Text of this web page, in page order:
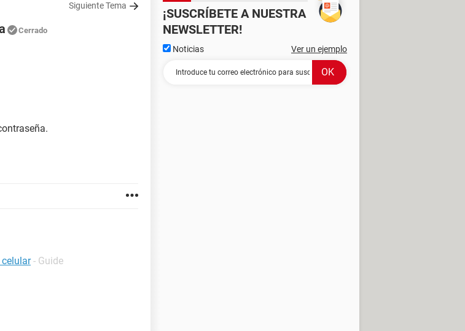
Siguiente Tema
Cerrado
- Guide
¡SUSCRÍBETE A NUESTRA
NEWSLETTER!
Noticias Ver un ejemplo